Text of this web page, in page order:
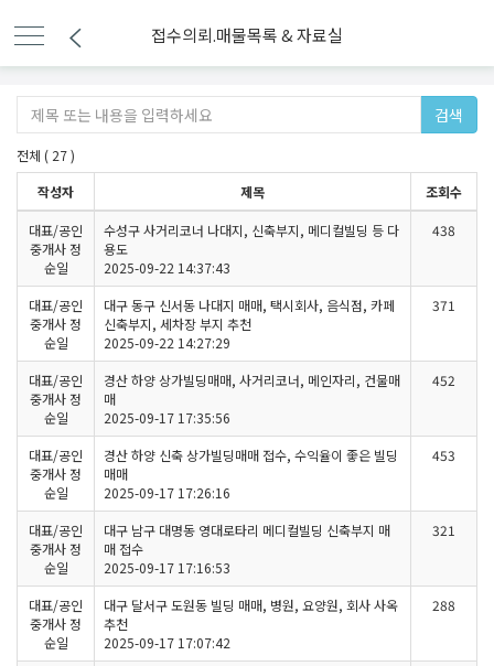
접수의뢰.매물목록 & 자료실
검색
전체 ( 27 )
작성자
제목 조회수
대표/공인
중개사 정
순일
수성구 사거리코너 나대지, 신축부지, 메디컬빌딩 등 다
용도
2025-09-22 14:37:43
438
대표/공인
중개사 정
순일
대구 동구 신서동 나대지 매매, 택시회사, 음식점, 카페
신축부지, 세차장 부지 추천
2025-09-22 14:27:29
371
대표/공인
중개사 정
순일
경산 하양 상가빌딩매매, 사거리코너, 메인자리, 건물매
매
2025-09-17 17:35:56
452
대표/공인
중개사 정
순일
경산 하양 신축 상가빌딩매매 접수, 수익율이 좋은 빌딩
매매
2025-09-17 17:26:16
453
대표/공인
중개사 정
순일
대구 남구 대명동 영대로타리 메디컬빌딩 신축부지 매
매 접수
2025-09-17 17:16:53
321
대표/공인
중개사 정
순일
대구 달서구 도원동 빌딩 매매, 병원, 요양원, 회사 사옥
추천
2025-09-17 17:07:42
288